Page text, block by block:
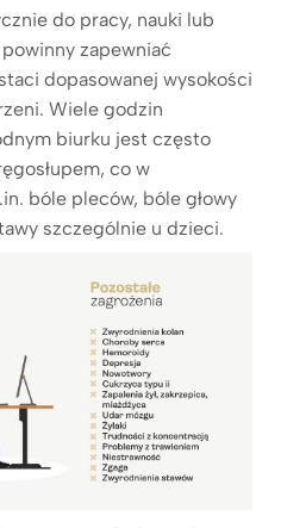
do pracy, nauki lub
zapewniać
dopasowanej wysokości
Wiele godzin
biurku jest często
co w
bóle pleców, bóle głowy
szczególnie u dzieci.